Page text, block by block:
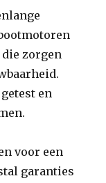
zorgen
en
voor een
garanties